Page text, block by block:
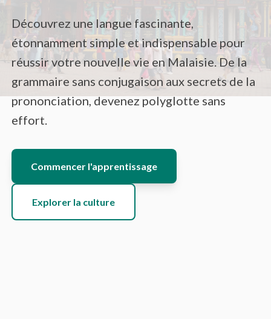
Découvrez une langue fascinante,
étonnamment simple et indispensable pour
réussir votre nouvelle vie en Malaisie. De la
grammaire sans conjugaison aux secrets de la
prononciation, devenez polyglotte sans
effort.
Commencer l'apprentissage
Explorer la culture